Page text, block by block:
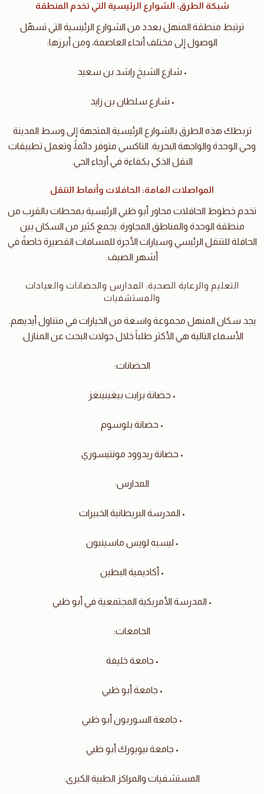
شبكة الطرق: الشوارع الرئيسية التي تخدم المنطقة
ترتبط منطقة المنهل بعدد من الشوارع الرئيسية التي تسهّل
الوصول إلى مختلف أنحاء العاصمة، ومن أبرزها:
• شارع الشيخ راشد بن سعيد
• شارع سلطان بن زايد
تربطك هذه الطرق بالشوارع الرئيسية المتجهة إلى وسط المدينة
وحي الوحدة والواجهة البحرية. التاكسي متوفر دائماً، وتعمل تطبيقات
النقل الذكي بكفاءة في أرجاء الحي.
المواصلات العامة: الحافلات وأنماط التنقل
تخدم خطوط الحافلات محاور أبو ظبي الرئيسية بمحطات بالقرب من
منطقة الوحدة والمناطق المجاورة. يجمع كثير من السكان بين
الحافلة للتنقل الرئيسي وسيارات الأجرة للمسافات القصيرة خاصةً في
أشهر الصيف.
التعليم والرعاية الصحية: المدارس والحضانات والعيادات
والمستشفيات
يجد سكان المنهل مجموعة واسعة من الخيارات في متناول أيديهم.
الأسماء التالية هي الأكثر طلباً خلال جولات البحث عن المنازل.
الحضانات:
• حضانة برايت بيغينينغز
• حضانة بلوسوم
• حضانة ريدوود مونتيسوري
المدارس:
• المدرسة البريطانية الخبيرات
• ليسيه لويس ماسينيون
• أكاديمية البطين
• المدرسة الأمريكية المجتمعية في أبو ظبي
الجامعات:
• جامعة خليفة
• جامعة أبو ظبي
• جامعة السوربون أبو ظبي
• جامعة نيويورك أبو ظبي
المستشفيات والمراكز الطبية الكبرى: